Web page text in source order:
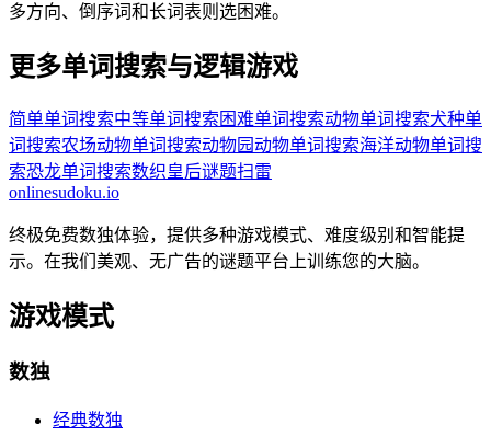
多方向、倒序词和长词表则选困难。
更多单词搜索与逻辑游戏
简单单词搜索中等单词搜索 困难单词搜索动物单词搜索犬种单
词搜索农场动物单词搜索动物园动物单词搜索海洋动物单词搜
索恐龙单词搜索数织皇后谜题扫雷
onlinesudoku.io
终极免费数独体验，提供多种游戏模式、难度级别和智能提
示。在我们美观、无广告的谜题平台上训练您的大脑。
游戏模式
数独
经典数独